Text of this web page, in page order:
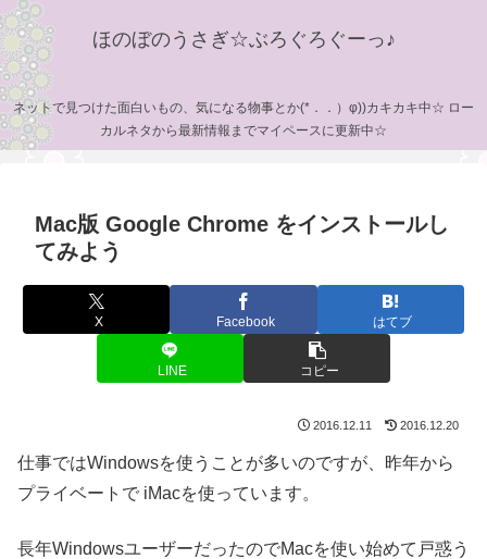
ほのぼのうさぎ☆ぶろぐろぐーっ♪
ネットで見つけた面白いもの、気になる物事とか(*．．）φ))カキカキ中☆ ロー
カルネタから最新情報までマイペースに更新中☆
Mac版 Google Chrome をインストールし
てみよう
X Facebook はてブ
LINE コピー
2016.12.11 2016.12.20
仕事ではWindowsを使うことが多いのですが、昨年から
プライベートで iMacを使っています。
長年WindowsユーザーだったのでMacを使い始めて戸惑う